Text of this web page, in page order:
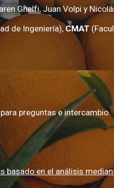
Ghelfi, Juan Volpi y
de Ingeniería), CMAT
preguntas e intercambio.
basado en el análisis